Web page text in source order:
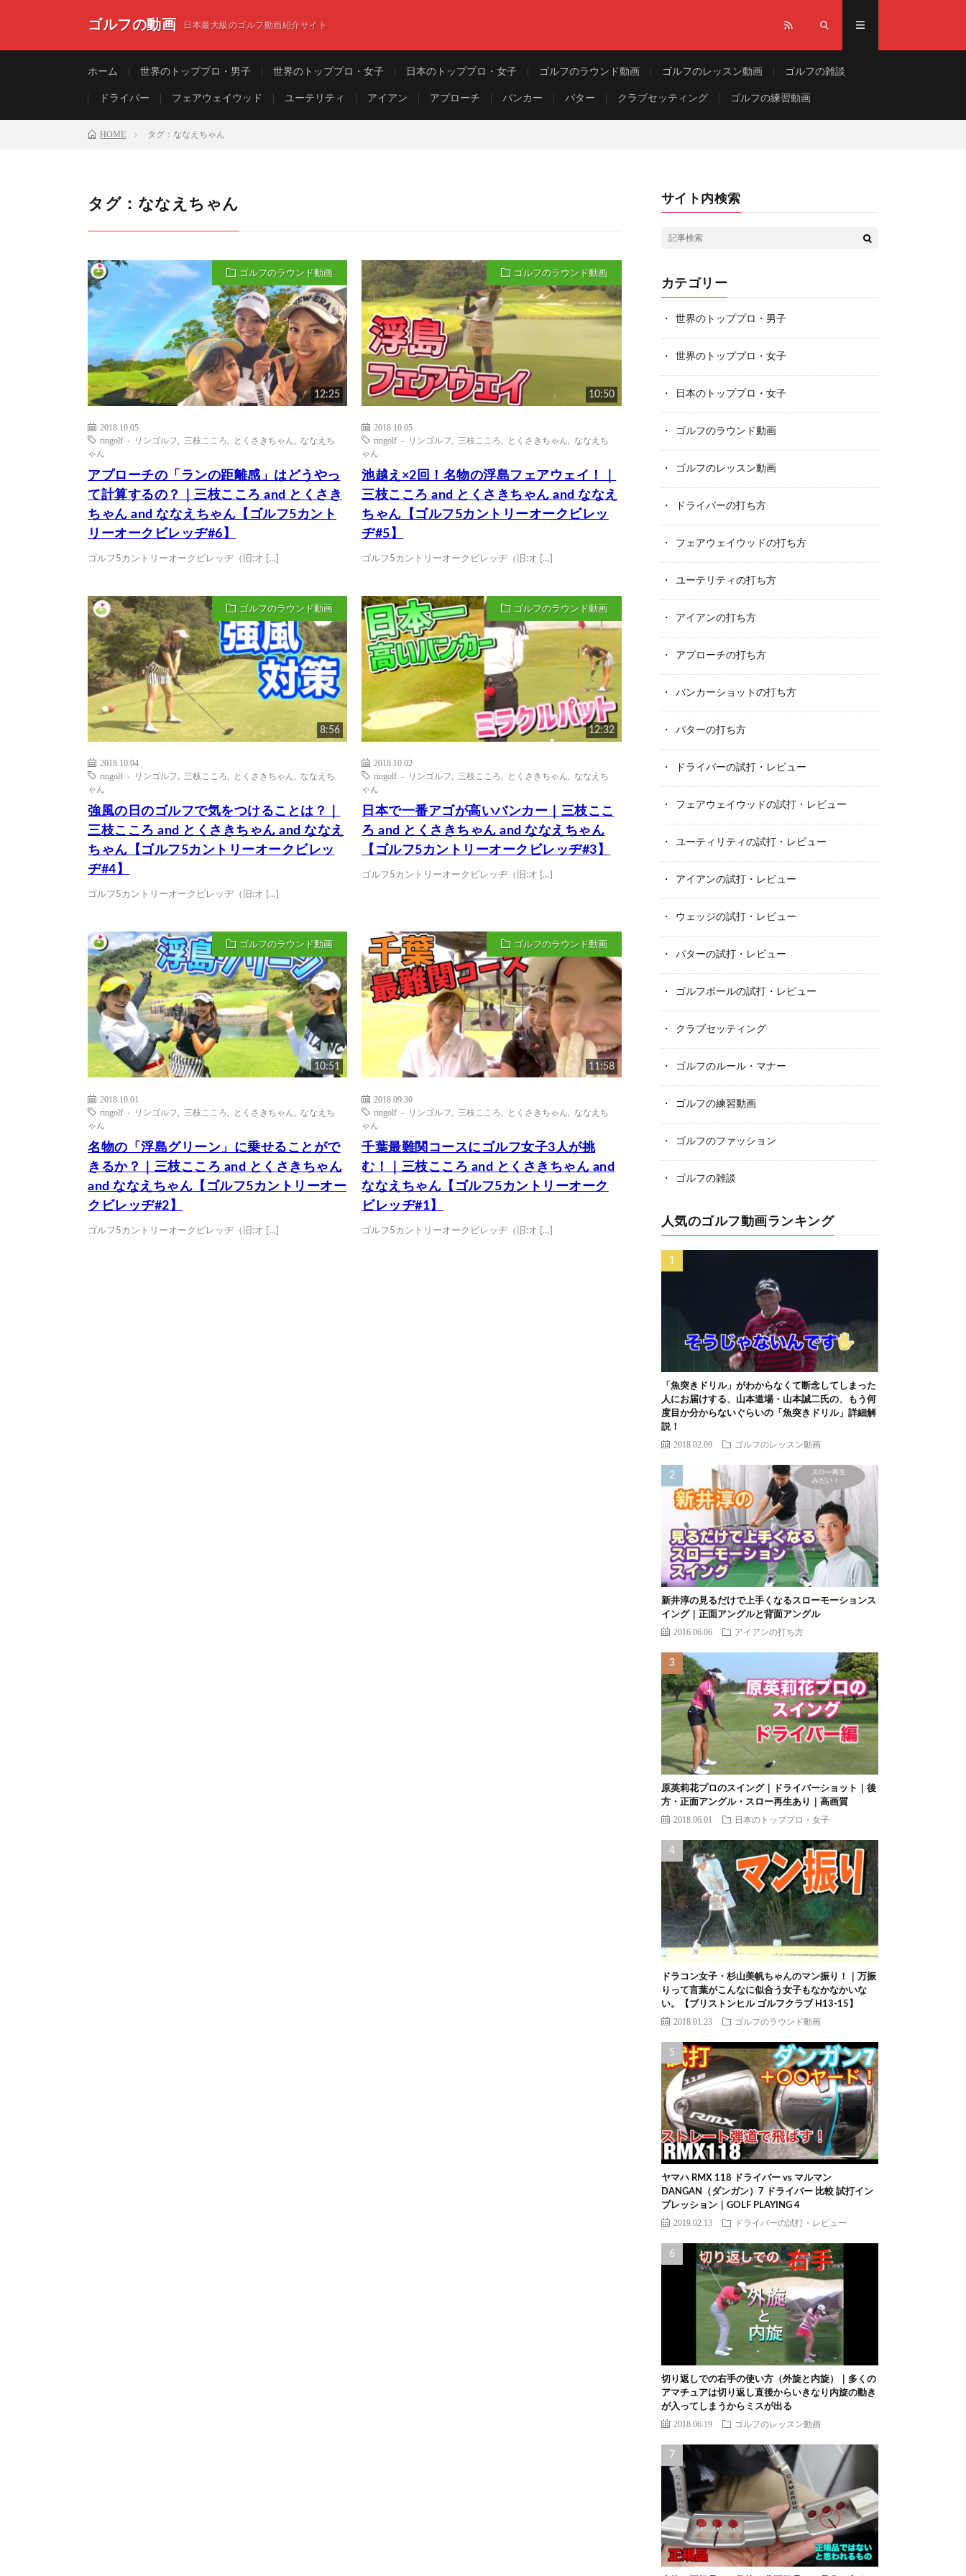
ゴルフの動画 日本最大級のゴルフ動画紹介サイト
ホーム 世界のトッププロ・男子 世界のトッププロ・女子 日本のトッププロ・女子 ゴルフのラウンド動画 ゴルフのレッスン動画 ゴルフの雑談
ドライバー フェアウェイウッド ユーテリティ アイアン アプローチ バンカー パター クラブセッティング ゴルフの練習動画
HOME タグ：ななえちゃん
タグ：ななえちゃん
ゴルフのラウンド動画
12:25
2018.10.05
ringolf - リンゴルフ
三枝こころ とくさきちゃん
ななえち
ゃん
アプローチの「ランの距離感」はどうやっ
て計算するの？｜三枝こころ and とくさき
ちゃん and ななえちゃん【ゴルフ5カント
リーオークビレッヂ#6】
ゴルフ5カントリーオークビレッヂ（旧:オ […]
ゴルフのラウンド動画
10:50
2018.10.05
ringolf - リンゴルフ
三枝こころ とくさきちゃん
ななえち
ゃん
池越え×2回！名物の浮島フェアウェイ！｜
三枝こころ and とくさきちゃん and ななえ
ちゃん【ゴルフ5カントリーオークビレッ
ヂ#5】
ゴルフ5カントリーオークビレッヂ（旧:オ […]
ゴルフのラウンド動画
8:56
2018.10.04
ringolf - リンゴルフ
三枝こころ とくさきちゃん
ななえち
ゃん
強風の日のゴルフで気をつけることは？｜
三枝こころ and とくさきちゃん and ななえ
ちゃん【ゴルフ5カントリーオークビレッ
ヂ#4】
ゴルフ5カントリーオークビレッヂ（旧:オ […]
ゴルフのラウンド動画
12:32
2018.10.02
ringolf - リンゴルフ
三枝こころ とくさきちゃん
ななえち
ゃん
日本で一番アゴが高いバンカー｜三枝ここ
ろ and とくさきちゃん and ななえちゃん
【ゴルフ5カントリーオークビレッヂ#3】
ゴルフ5カントリーオークビレッヂ（旧:オ […]
ゴルフのラウンド動画
10:51
2018.10.01
ringolf - リンゴルフ
三枝こころ とくさきちゃん
ななえち
ゃん
名物の「浮島グリーン」に乗せることがで
きるか？｜三枝こころ and とくさきちゃん
and ななえちゃん【ゴルフ5カントリーオー
クビレッヂ#2】
ゴルフ5カントリーオークビレッヂ（旧:オ […]
ゴルフのラウンド動画
11:58
2018.09.30
ringolf - リンゴルフ
三枝こころ とくさきちゃん
ななえち
ゃん
千葉最難関コースにゴルフ女子3人が挑
む！｜三枝こころ and とくさきちゃん and
ななえちゃん【ゴルフ5カントリーオーク
ビレッヂ#1】
ゴルフ5カントリーオークビレッヂ（旧:オ […]
サイト内検索
カテゴリー
世界のトッププロ・男子
世界のトッププロ・女子
日本のトッププロ・女子
ゴルフのラウンド動画
ゴルフのレッスン動画
ドライバーの打ち方
フェアウェイウッドの打ち方
ユーテリティの打ち方
アイアンの打ち方
アプローチの打ち方
バンカーショットの打ち方
パターの打ち方
ドライバーの試打・レビュー
フェアウェイウッドの試打・レビュー
ユーティリティの試打・レビュー
アイアンの試打・レビュー
ウェッジの試打・レビュー
パターの試打・レビュー
ゴルフボールの試打・レビュー
クラブセッティング
ゴルフのルール・マナー
ゴルフの練習動画
ゴルフのファッション
ゴルフの雑談
人気のゴルフ動画ランキング
「魚突きドリル」がわからなくて断念してしまった
人にお届けする、山本道場・山本誠二氏の、もう何
度目か分からないぐらいの「魚突きドリル」詳細解
説！
2018.02.09 ゴルフのレッスン動画
新井淳の見るだけで上手くなるスローモーションス
イング｜正面アングルと背面アングル
2016.06.06 アイアンの打ち方
原英莉花プロのスイング｜ドライバーショット｜後
方・正面アングル・スロー再生あり｜高画質
2018.06.01 日本のトッププロ・女子
ドラコン女子・杉山美帆ちゃんのマン振り！｜万振
りって言葉がこんなに似合う女子もなかなかいな
い。【ブリストンヒル ゴルフクラブ H13-15】
2018.01.23 ゴルフのラウンド動画
ヤマハ RMX 118 ドライバー vs マルマン
DANGAN（ダンガン）7 ドライバー 比較 試打イン
プレッション｜GOLF PLAYING 4
2019.02.13 ドライバーの試打・レビュー
切り返しでの右手の使い方（外旋と内旋）｜多くの
アマチュアは切り返し直後からいきなり内旋の動き
が入ってしまうからミスが出る
2018.06.19 ゴルフのレッスン動画